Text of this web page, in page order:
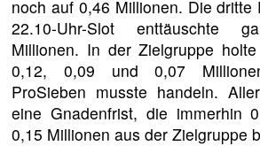
noch auf 0,46 Millionen. Die dritte
22.10-Uhr-Slot enttäuschte
Millionen. In der Zielgruppe
0,12, 0,09 und 0,07
ProSieben musste handeln.
eine Gnadenfrist, die immerhin
0,15 Millionen aus der Zielgruppe